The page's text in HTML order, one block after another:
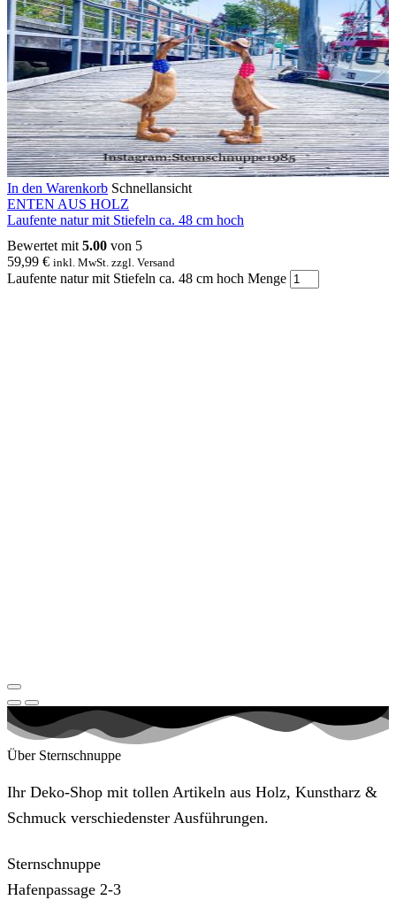
In den Warenkorb Schnellansicht
ENTEN AUS HOLZ
Laufente natur mit Stiefeln ca. 48 cm hoch
Bewertet mit 5.00 von 5
59,99 € inkl. MwSt. zzgl. Versand
Laufente natur mit Stiefeln ca. 48 cm hoch Menge
Über Sternschnuppe
Ihr Deko-Shop mit tollen Artikeln aus Holz, Kunstharz &
Schmuck verschiedenster Ausführungen.
Sternschnuppe
Hafenpassage 2-3